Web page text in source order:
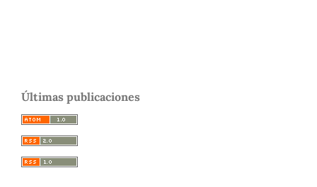
Últimas publicaciones